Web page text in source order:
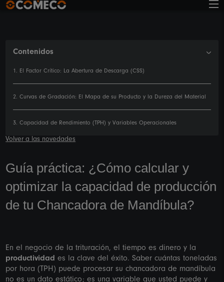
Contenidos
1. El Factor Crítico: La Abertura de Descarga (CSS)
2. Curvas de Gradación: El Mapa de su Producto y la Dureza del Material
3. Capacidad de Rendimiento (TPH) y Variables Operacionales
Volver a las novedades
Guía práctica: ¿Cómo calcular y
optimizar la capacidad de producción
de tu Chancadora de Mandíbula?
En el negocio de la trituración, el tiempo es dinero y la
productividad es la clave del éxito. Saber cuántas toneladas
por hora (TPH) puede procesar su chancadora de mandíbula
no es un dato estático; es una variable que usted puede y